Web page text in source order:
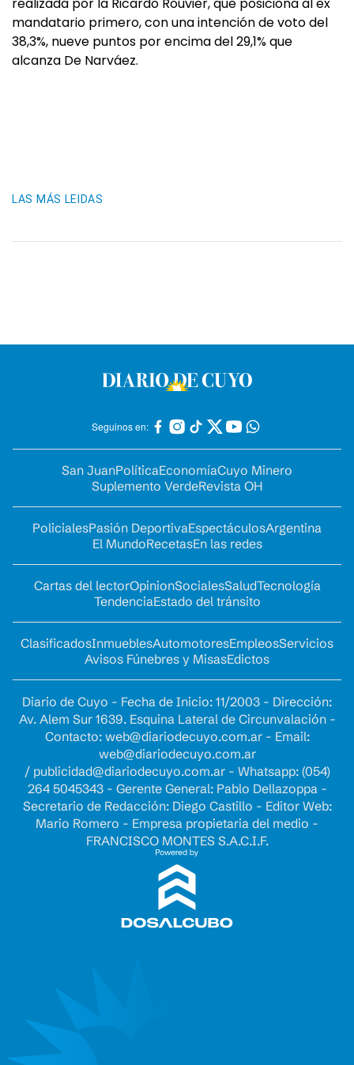
mandatario primero, con una intención de voto del
38,3%, nueve puntos por encima del 29,1% que
alcanza De Narváez.
LAS MÁS LEIDAS
Seguinos en:
San JuanPolíticaEconomíaCuyo Minero
Suplemento VerdeRevista OH
PolicialesPasión DeportivaEspectáculosArgentina
El MundoRecetasEn las redes
Cartas del lectorOpinionSocialesSaludTecnología
TendenciaEstado del tránsito
ClasificadosInmueblesAutomotoresEmpleosServicios
Avisos Fúnebres y MisasEdictos
Diario de Cuyo - Fecha de Inicio: 11/2003 - Dirección:
Av. Alem Sur 1639. Esquina Lateral de Circunvalación -
Contacto: web@diariodecuyo.com.ar- Email:
web@diariodecuyo.com.ar
/ publicidad@diariodecuyo.com.ar- Whatsapp: (054)
264 5045343 - Gerente General: Pablo Dellazoppa -
Secretario de Redacción: Diego Castillo - Editor Web:
Mario Romero - Empresa propietaria del medio -
FRANCISCO MONTES S.A.C.I.F.